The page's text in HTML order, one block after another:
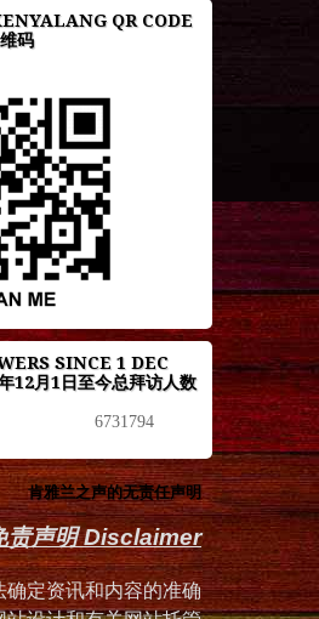
QR CODE
码
SINCE 1 DEC
12月1日至今总拜访人数
6731794
肯雅兰之声的无责任声明
责声明 Disclaimer
定资讯和内容的准确